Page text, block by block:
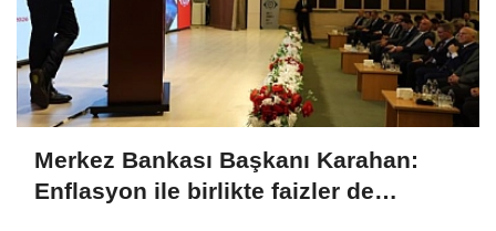
Merkez Bankası Başkanı Karahan:
Enflasyon ile birlikte faizler de